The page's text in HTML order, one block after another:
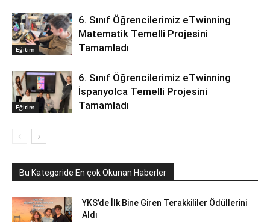
Eğitim
6. Sınıf Öğrencilerimiz eTwinning
Matematik Temelli Projesini
Tamamladı
Eğitim
6. Sınıf Öğrencilerimiz eTwinning
İspanyolca Temelli Projesini
Tamamladı
Bu Kategoride En çok Okunan Haberler
YKS’de İlk Bine Giren Terakkililer Ödüllerini
Aldı